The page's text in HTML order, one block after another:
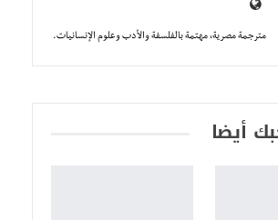
مترجمة مصرية، مهتمة بالفلسفة والأدب وعلوم الإنسانيات.
أيضا